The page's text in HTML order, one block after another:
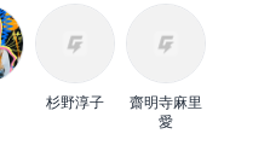
杉野淳子
齋明寺麻里
愛